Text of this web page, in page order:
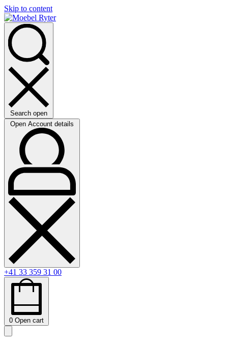
Skip to content
Search open
Open Account details
+41 33 359 31 00
0 Open cart